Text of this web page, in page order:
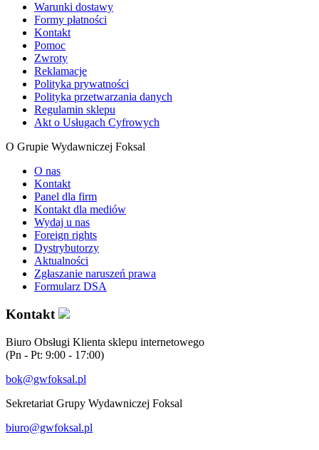
Warunki dostawy
Formy płatności
Kontakt
Pomoc
Zwroty
Reklamacje
Polityka prywatności
Polityka przetwarzania danych
Regulamin sklepu
Akt o Usługach Cyfrowych
O Grupie Wydawniczej Foksal
O nas
Kontakt
Panel dla firm
Kontakt dla mediów
Wydaj u nas
Foreign rights
Dystrybutorzy
Aktualności
Zgłaszanie naruszeń prawa
Formularz DSA
Kontakt
Biuro Obsługi Klienta sklepu internetowego
(Pn - Pt: 9:00 - 17:00)
bok@gwfoksal.pl
Sekretariat Grupy Wydawniczej Foksal
biuro@gwfoksal.pl